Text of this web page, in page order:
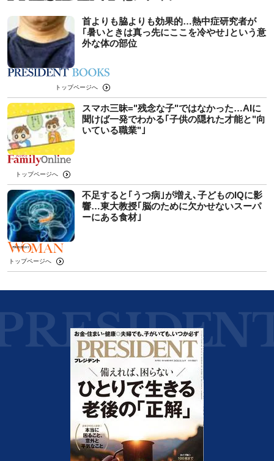
首よりも脇よりも効果的…熱中症研究者が
｢暑いときは真っ先にここを冷やせ｣という意
外な体の部位
トップページへ
スマホ三昧="残念な子"ではなかった…AIに
聞けば一発でわかる｢子供の隠れた才能と"向
いている職業"｣
トップページへ
不足すると｢うつ病｣が増え､子どものIQに影
響…東大教授｢脳のために欠かせないスーパ
ーにある食材｣
トップページへ